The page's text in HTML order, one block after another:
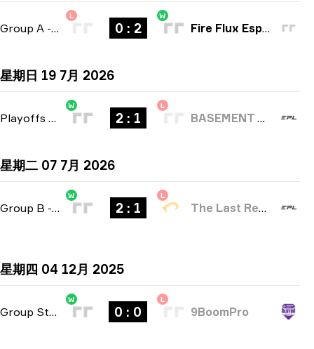
Group A - bo3
L
0 : 2
W
Fire Flux Esports
星期日 19 7月 2026
Playoffs bo3
W
2 : 1
L
BASEMENT BOYS
星期二 07 7月 2026
Group B - bo3
W
2 : 1
L
The Last Resort
星期四 04 12月 2025
Group Stage -bo3
W
0 : 0
L
9BoomPro